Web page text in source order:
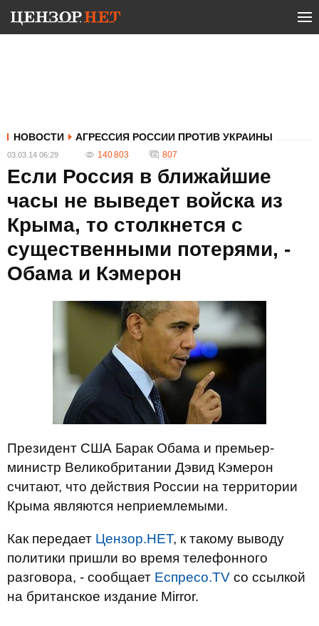
НОВОСТИ АГРЕССИЯ РОССИИ ПРОТИВ УКРАИНЫ
03.03.14 06:29 140 803 807
Если Россия в ближайшие
часы не выведет войска из
Крыма, то столкнется с
существенными потерями, -
Обама и Кэмерон
Президент США Барак Обама и премьер-
министр Великобритании Дэвид Кэмерон
считают, что действия России на территории
Крыма являются неприемлемыми.
Как передает Цензор.НЕТ, к такому выводу
политики пришли во время телефонного
разговора, - сообщает Еспресо.TV со ссылкой
на британское издание Mirror.